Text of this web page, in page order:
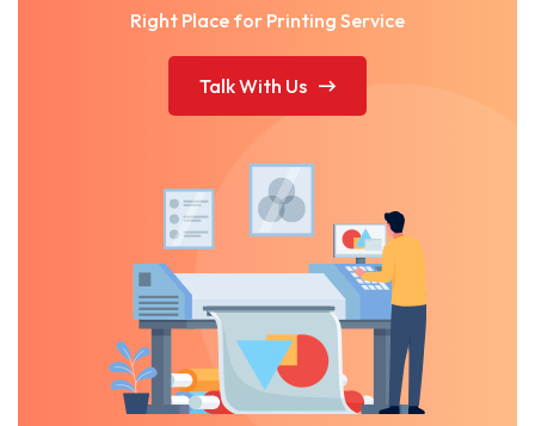
Right Place for Printing Service
Talk With Us